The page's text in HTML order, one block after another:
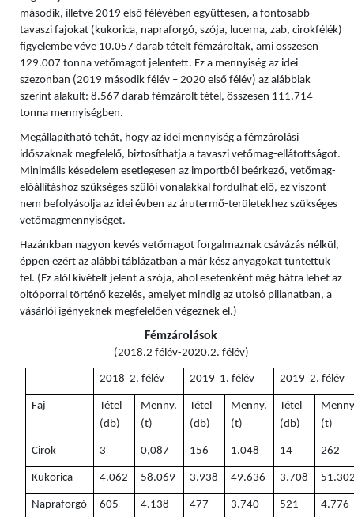
második, illetve 2019 első félévében együttesen, a fontosabb
tavaszi fajokat (kukorica, napraforgó, szója, lucerna, zab, cirokfélék)
figyelembe véve 10.057 darab tételt fémzároltak, ami összesen
129.007 tonna vetőmagot jelentett. Ez a mennyiség az idei
szezonban (2019 második félév – 2020 első félév) az alábbiak
szerint alakult: 8.567 darab fémzárolt tétel, összesen 111.714
tonna mennyiségben.
Megállapítható tehát, hogy az idei mennyiség a fémzárolási
időszaknak megfelelő, biztosíthatja a tavaszi vetőmag-ellátottságot.
Minimális késedelem esetlegesen az importból beérkező, vetőmag-
előállításhoz szükséges szülői vonalakkal fordulhat elő, ez viszont
nem befolyásolja az idei évben az árutermő-területekhez szükséges
vetőmagmennyiséget.
Hazánkban nagyon kevés vetőmagot forgalmaznak csávázás nélkül,
éppen ezért az alábbi táblázatban a már kész anyagokat tüntettük
fel. (Ez alól kivételt jelent a szója, ahol esetenként még hátra lehet az
oltóporral történő kezelés, amelyet mindig az utolsó pillanatban, a
vásárlói igényeknek megfelelően végeznek el.)
Fémzárolások
(2018.2 félév-2020.2. félév)
2018 2. félév 2019 1. félév 2019 2. félév
Faj
Tétel
(db)
Menny.
(t)
Tétel
(db)
Menny.
(t)
Tétel
(db)
(t)
Cirok 3 0,087 156 1.048 14 262
Kukorica 4.062 58.069 3.938 49.636 3.708
Napraforgó 605 4.138 477 3.740 521 4.776